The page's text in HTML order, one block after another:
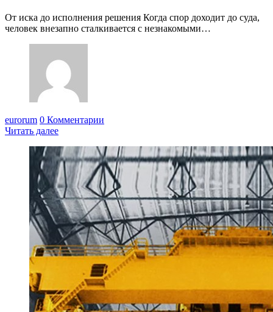
От иска до исполнения решения Когда спор доходит до суда,
человек внезапно сталкивается с незнакомыми…
eurorum 0 Комментарии
Читать далее